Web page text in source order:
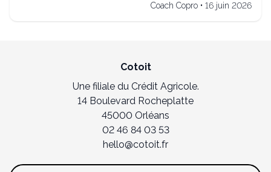
Coach Copro • 16 juin 2026
Cotoit
Une filiale du Crédit Agricole.
14 Boulevard Rocheplatte
45000 Orléans
02 46 84 03 53
hello@cotoit.fr